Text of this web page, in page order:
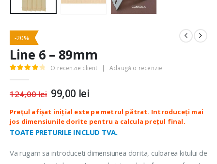
-20%
Line 6 – 89mm
O recenzie client Adaugă o recenzie
124,00lei Prețul
inițial
a
fost:
124,00 lei.
99,00 leiPrețul
este:
99,00 lei.
TOATE PRETURILE INCLUD TVA.
Va rugam sa introduceti dimensiunea dorita, culoarea kitului de